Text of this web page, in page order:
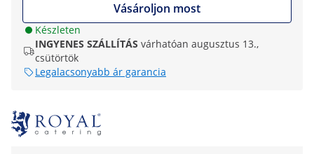
Vásároljon most
Készleten
INGYENES SZÁLLÍTÁS várhatóan augusztus 13.,
csütörtök
Legalacsonyabb ár garancia